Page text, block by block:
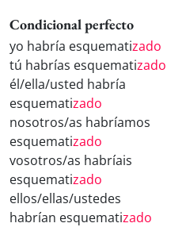
Condicional perfecto
yo habría esquematizado
tú habrías esquematizado
él/ella/usted habría
esquematizado
nosotros/as habríamos
esquematizado
vosotros/as habríais
esquematizado
ellos/ellas/ustedes
habrían esquematizado